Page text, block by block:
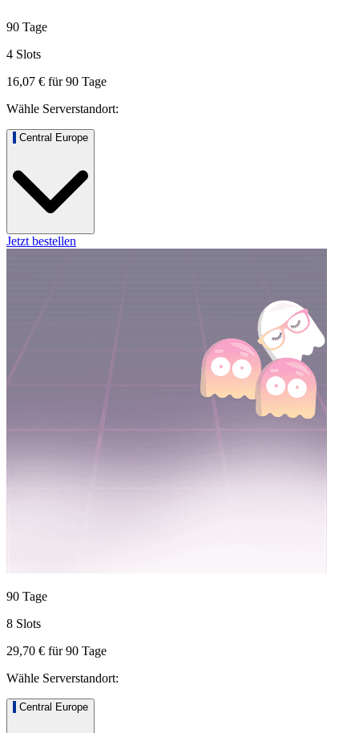
90 Tage
4 Slots
16,07 € für90 Tage
Wähle Serverstandort:
Central Europe
Jetzt bestellen
90 Tage
8 Slots
29,70 € für90 Tage
Wähle Serverstandort:
Central Europe